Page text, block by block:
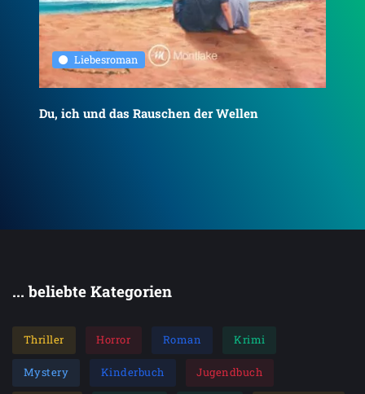
Liebesroman
Du, ich und das Rauschen der Wellen
... beliebte Kategorien
Thriller Horror Roman Krimi
Mystery Kinderbuch Jugendbuch